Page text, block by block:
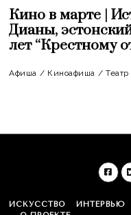
Кино в марте |
Дианы,
лет “Крестному
Афиша / Киноафиша /
ИСКУССТВО ИНТЕРВЬЮ